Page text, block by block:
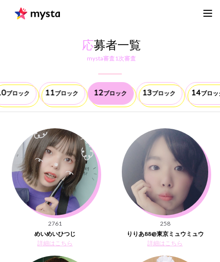
応募者一覧
mysta審査1次審査
ブロック 11ブロック 12ブロック 13ブロック 14ブロッ
2761
めいめいひつじ
詳細はこちら
258
りりあ88@東京ミュウミュウ
詳細はこちら